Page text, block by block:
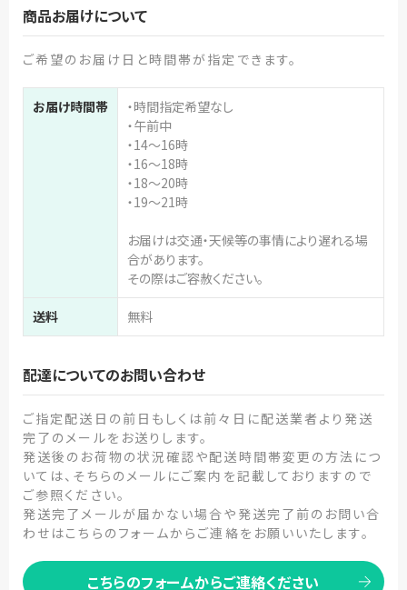
商品お届けについて
ご希望のお届け日と時間帯が指定できます。
お届け時間帯
・時間指定希望なし
・午前中
・14～16時
・16～18時
・18～20時
・19～21時
お届けは交通・天候等の事情により遅れる場
合があります。
その際はご容赦ください。
送料 無料
配達についてのお問い合わせ
ご指定配送日の前日もしくは前々日に配送業者より発送
完了のメールをお送りします。
発送後のお荷物の状況確認や配送時間帯変更の方法につ
いては、そちらのメールにご案内を記載しておりますので
ご参照ください。
発送完了メールが届かない場合や発送完了前のお問い合
わせはこちらのフォームからご連絡をお願いいたします。
こちらのフォームからご連絡ください